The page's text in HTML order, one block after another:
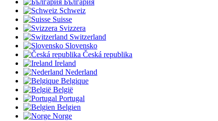
България
Schweiz
Suisse
Svizzera
Switzerland
Slovensko
Česká republika
Ireland
Nederland
Belgique
België
Portugal
Belgien
Norge